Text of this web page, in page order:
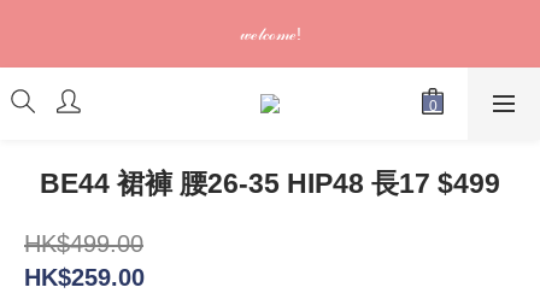
電郵為準)
𝓌ℯ𝓁𝒸ℴ𝓂ℯ!
訂單可供取貨/發貨後會發出電郵通知，請填妥正確資料 (*通知以
電郵為準)
BE44 裙褲 腰26-35 HIP48 長17 $499
HK$499.00
HK$259.00